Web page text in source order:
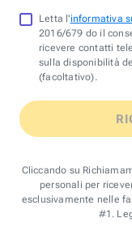
Letta l'informativa
2016/679 do il
ricevere contatti
sulla disponibilità
(facoltativo).
Cliccando su
personali per
esclusivamente nelle
#1.